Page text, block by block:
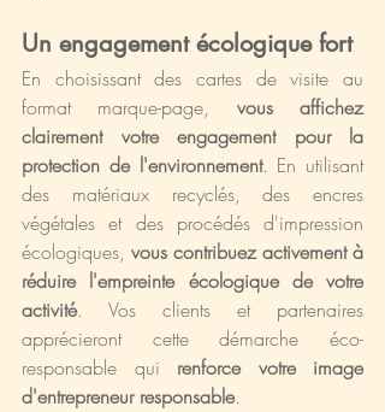
Un engagement écologique fort
En choisissant des cartes de visite au
format marque-page, vous affichez
clairement votre engagement pour la
protection de l'environnement. En utilisant
des matériaux recyclés, des encres
végétales et des procédés d'impression
écologiques, vous contribuez activement à
réduire l'empreinte écologique de votre
activité. Vos clients et partenaires
apprécieront cette démarche éco-
responsable qui renforce votre image
d'entrepreneur responsable.